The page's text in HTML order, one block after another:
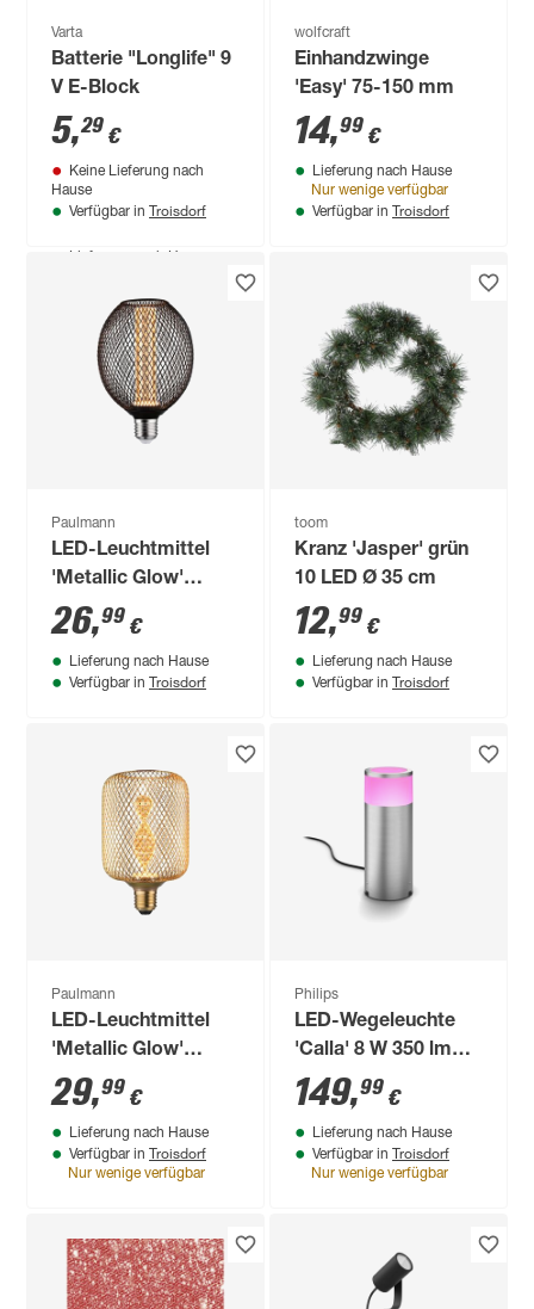
Nur wenige verfügbar
Varta
Batterie "Longlife" 9
V E-Block
5,29 €
Keine Lieferung nach
Hause
Verfügbar in Troisdorf
wolfcraft
Einhandzwinge
'Easy' 75-150 mm
14,99 €
Lieferung nach Hause
Nur wenige verfügbar
Verfügbar in Troisdorf
Paulmann
LED-Leuchtmittel
'Metallic Glow'
Globe smoky E27
4,2 W 200 lm
warmweiß
26,99 €
Lieferung nach Hause
Verfügbar in Troisdorf
toom
Kranz 'Jasper' grün
10 LED Ø 35 cm
12,99 €
Lieferung nach Hause
Verfügbar in Troisdorf
Paulmann
LED-Leuchtmittel
'Metallic Glow'
Zylinder gold E27 3,5
W 130 lm warmweiß
29,99 €
Lieferung nach Hause
Verfügbar in Troisdorf
Nur wenige verfügbar
Philips
LED-Wegeleuchte
'Calla' 8 W 350 lm
RGB - tunable white
IP 44 10,2 x 25,2 cm
149,99 €
Lieferung nach Hause
Verfügbar in Troisdorf
Nur wenige verfügbar